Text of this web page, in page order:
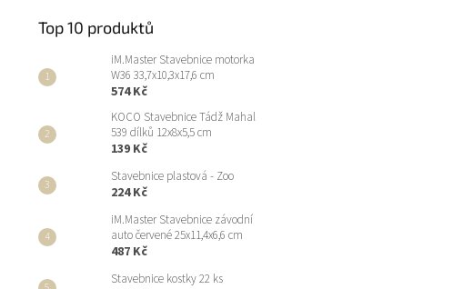
Top 10 produktů
iM.Master Stavebnice motorka
W36 33,7x10,3x17,6 cm
574 Kč
KOCO Stavebnice Tádž Mahal
539 dílků 12x8x5,5 cm
139 Kč
Stavebnice plastová - Zoo
224 Kč
iM.Master Stavebnice závodní
auto červené 25x11,4x6,6 cm
487 Kč
Stavebnice kostky 22 ks